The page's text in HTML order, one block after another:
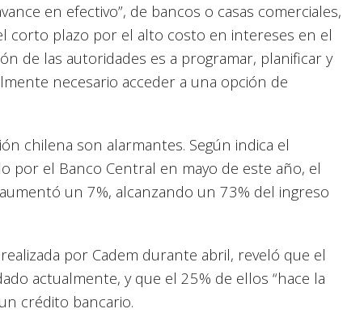
en efectivo”, de bancos o casas comerciales,
corto plazo por el alto costo en intereses en el
de las autoridades es a programar, planificar y
necesario acceder a una opción de
chilena son alarmantes. Según indica el
por el Banco Central en mayo de este año, el
un 7%, alcanzando un 73% del ingreso
por Cadem durante abril, reveló que el
actualmente, y que el 25% de ellos “hace la
crédito bancario.